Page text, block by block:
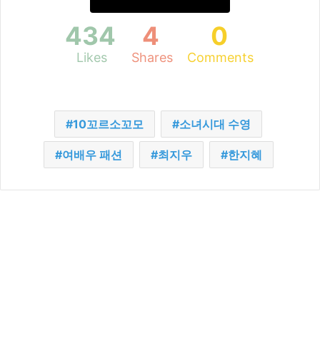
434
Likes
4
Shares
0
Comments
10꼬르소꼬모 소녀시대 수영
여배우 패션 최지우 한지혜